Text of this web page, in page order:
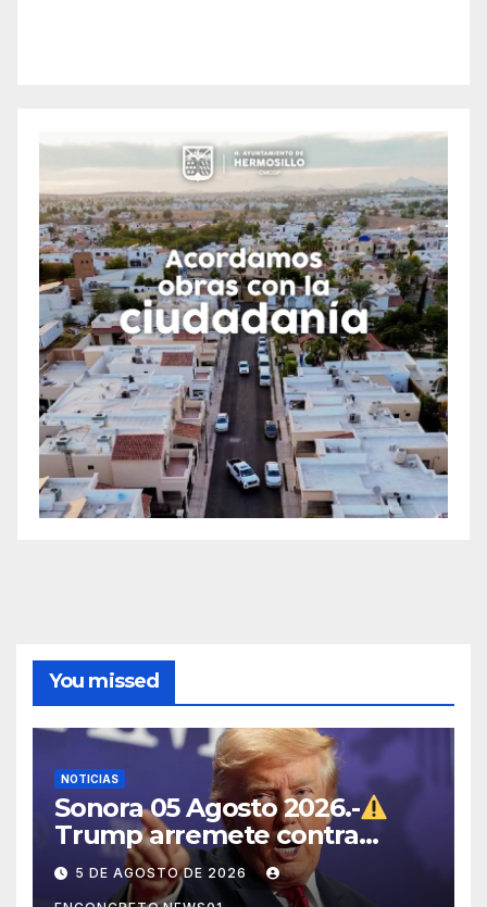
You missed
NOTICIAS
Sonora 05 Agosto 2026.-
Trump arremete contra
México, Canadá y otras
potencias por supuestos
5 DE AGOSTO DE 2026